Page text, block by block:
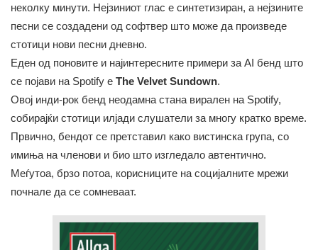
неколку минути. Нејзиниот глас е синтетизиран, а нејзините
песни се создадени од софтвер што може да произведе
стотици нови песни дневно.
Еден од поновите и најинтересните примери за AI бенд што
се појави на Spotify е The Velvet Sundown.
Овој инди-рок бенд неодамна стана вирален на Spotify,
собирајќи стотици илјади слушатели за многу кратко време.
Првично, бендот се претставил како вистинска група, со
имиња на членови и био што изгледало автентично.
Меѓутоа, брзо потоа, корисниците на социјалните мрежи
почнале да се сомневаат.